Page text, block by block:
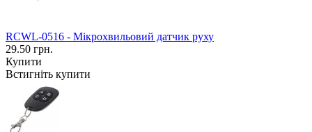
RCWL-0516 - Мікрохвильовий датчик руху
29.50 грн.
Купити
Встигніть купити